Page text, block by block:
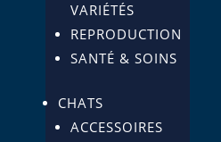
VARIÉTÉS
REPRODUCTION
SANTÉ & SOINS
CHATS
ACCESSOIRES